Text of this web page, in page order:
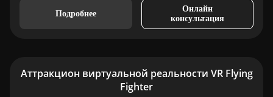
Подробнее
Онлайн
консультация
Аттракцион виртуальной реальности VR Flying
Fighter